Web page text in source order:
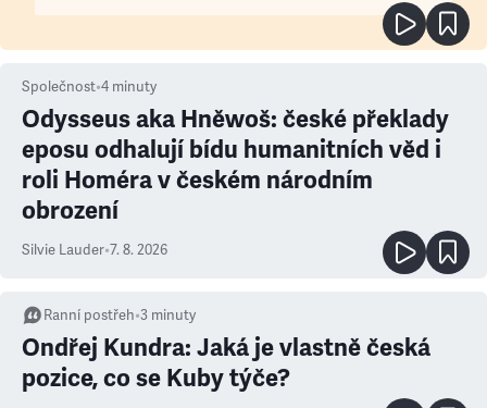
Společnost•4 minuty
Odysseus aka Hněwoš: české překlady
eposu odhalují bídu humanitních věd i
roli Homéra v českém národním
obrození
Silvie Lauder•7. 8. 2026
Ranní postřeh•3 minuty
Ondřej Kundra: Jaká je vlastně česká
pozice, co se Kuby týče?